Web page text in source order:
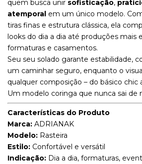
quem busca unir sofisticação,
atemporal em um único modelo.
tiras finas e estrutura clássica, ela
looks do dia a dia até produções mais
formaturas e casamentos.
Seu seu solado garante estabilidade,
um caminhar seguro, enquanto o
qualquer composição – do básico chic
Um modelo coringa que nunca sai de
Características do Produto
Marca: ADRIANAK
Modelo: Rasteira
Estilo: Confortável e versátil
Indicação: Dia a dia, formaturas,